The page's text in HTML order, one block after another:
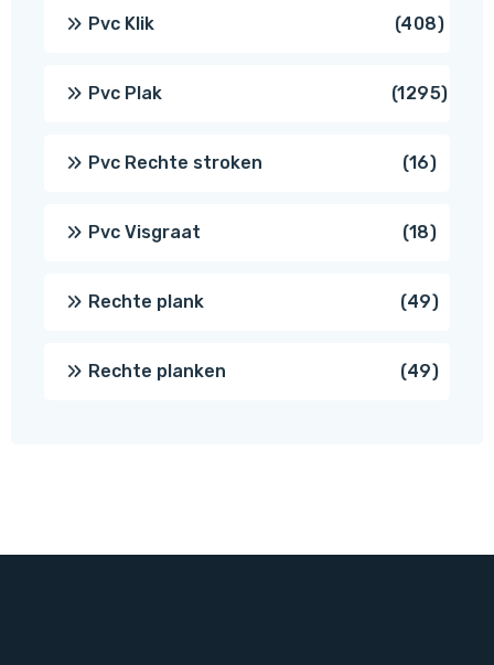
Pvc Klik 408408
Pvc Plak 12951295
Pvc Rechte stroken 1616
Pvc Visgraat 1818
Rechte plank 4949
Rechte planken 4949